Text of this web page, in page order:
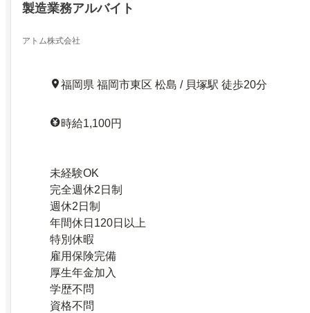
製造業務アルバイト
アトム株式会社
福岡県 福岡市東区 松島 / 貝塚駅 徒歩20分
時給1,100円
未経験OK
完全週休2日制
週休2日制
年間休日120日以上
特別休暇
雇用保険完備
厚生年金加入
学歴不問
資格不問